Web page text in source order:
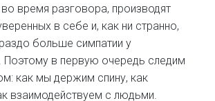
время разговора, производят
в себе и, как ни странно,
больше симпатии у
в первую очередь следим
как мы держим спину, как
взаимодействуем с людьми.